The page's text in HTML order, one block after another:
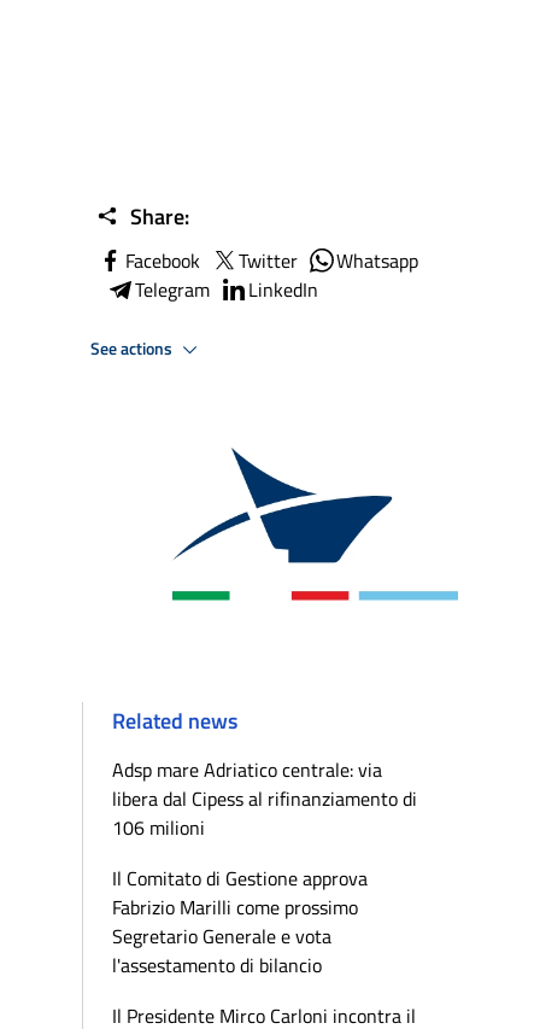
Share:
Facebook Twitter
Whatsapp
Telegram
LinkedIn
See actions
Related news
Adsp mare Adriatico centrale: via
libera dal Cipess al rifinanziamento di
106 milioni
Il Comitato di Gestione approva
Fabrizio Marilli come prossimo
Segretario Generale e vota
l'assestamento di bilancio
Il Presidente Mirco Carloni incontra il